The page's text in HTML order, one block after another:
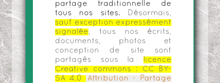
partage traditionnelle de
tous nos sites.
Désormais,
sauf exception expressément
signalée, tous nos écrits,
documents, photos et
conception de site sont
partagés sous la
licence
Creative commons :
CC BY-
SA 4.0
Attribution - Partage